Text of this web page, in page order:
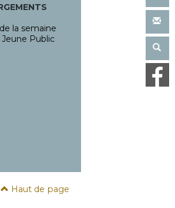
la semaine
Public
Haut de page